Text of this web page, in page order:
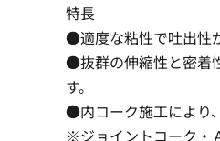
特長
●適度な粘性で吐出性
●抜群の伸縮性と密着
す。
●内コーク施工により
※ジョイントコーク・